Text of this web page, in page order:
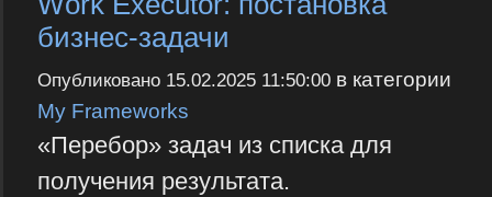
бизнес-задачи
Опубликовано 15.02.2025 11:50:00в категории
My Frameworks
«Перебор» задач из списка для
получения результата.